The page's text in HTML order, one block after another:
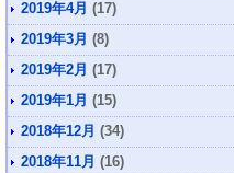
2019年4月 (17)
2019年3月 (8)
2019年2月 (17)
2019年1月 (15)
2018年12月 (34)
2018年11月 (16)